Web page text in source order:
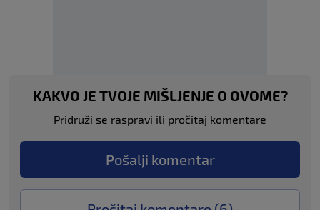
KAKVO JE TVOJE MIŠLJENJE O OVOME?
Pridruži se raspravi ili pročitaj komentare
Pošalji komentar